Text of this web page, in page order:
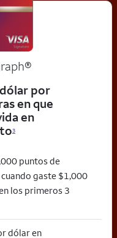
por
en que
en
3
puntos de
gaste $1,000
los primeros 3
dólar en